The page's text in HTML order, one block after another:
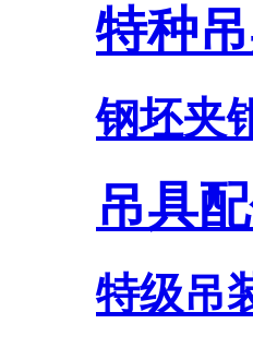
特种
钢坯夹
吊具
特级吊